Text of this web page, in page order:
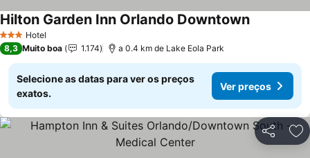
3 EstrelasHotel
Hilton Garden Inn Orlando DowntownVer preços
8,3 Muito boa 1.174 a 0.4 km de Lake Eola Park
Selecione as datas para ver os preços
exatos.
Ver preços
Partilhar